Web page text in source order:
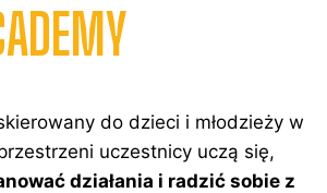
do dzieci i młodzieży w
uczestnicy uczą się,
działania i radzić sobie z